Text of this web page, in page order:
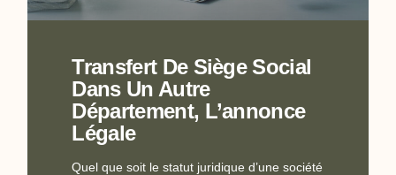
Transfert De Siège Social
Dans Un Autre
Département, L’annonce
Légale
Quel que soit le statut juridique d’une société